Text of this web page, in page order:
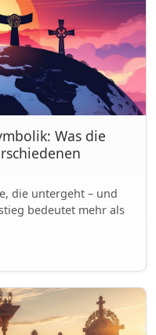
Was die
die untergeht – und
bedeutet mehr als